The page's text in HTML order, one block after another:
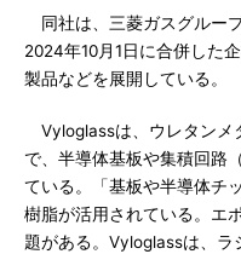
同社は、三菱ガスグルー
2024年10月1日に合併した
製品などを展開している。
Vyloglassは、ウレタンメ
で、半導体基板や集積回路
ている。「基板や半導体チ
樹脂が活用されている。エ
題がある。Vyloglassは、